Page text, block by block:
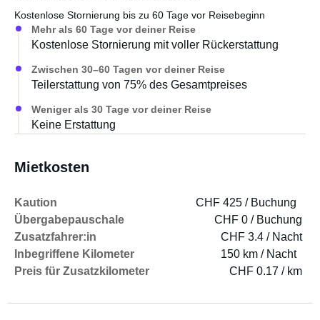
Kostenlose Stornierung bis zu 60 Tage vor Reisebeginn
Mehr als 60 Tage vor deiner Reise
Kostenlose Stornierung mit voller Rückerstattung
Zwischen 30–60 Tagen vor deiner Reise
Teilerstattung von 75% des Gesamtpreises
Weniger als 30 Tage vor deiner Reise
Keine Erstattung
Mietkosten
Kaution
CHF 425 / Buchung
Übergabepauschale
CHF 0 / Buchung
Zusatzfahrer:in
CHF 3.4 / Nacht
Inbegriffene Kilometer
150 km / Nacht
Preis für Zusatzkilometer
CHF 0.17 / km